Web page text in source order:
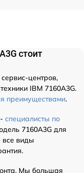
стоит
центров,
IBM 7160A3G.
преимуществами.
специалисты по
7160A3G для
все виды
Мы большая